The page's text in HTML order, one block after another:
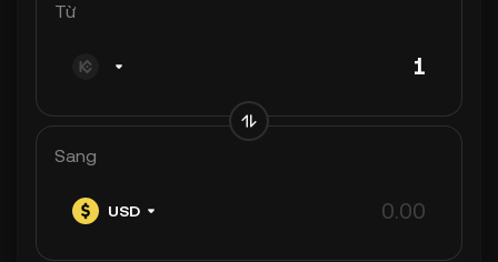
Từ
Sang
USD